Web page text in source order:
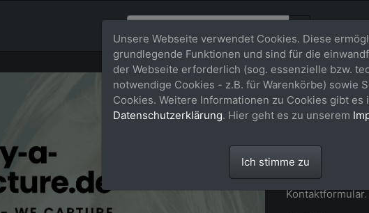
buy-
Professionelle
Momenten auf
Pferd in Szene.
Kontaktformular.
Unsere Webseite verwendet Cookies. Diese
grundlegende Funktionen und sind für die
der Webseite erforderlich (sog. essenzielle bzw.
notwendige Cookies - z.B. für Warenkörbe) sowie
Cookies. Weitere Informationen zu Cookies gibt es
Datenschutzerklärung. Hier geht es zu unserem
Ich stimme zu